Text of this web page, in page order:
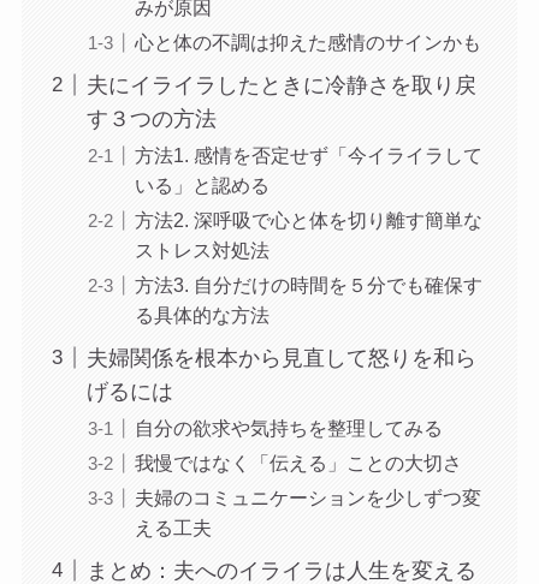
みが原因
心と体の不調は抑えた感情のサインかも
夫にイライラしたときに冷静さを取り戻
す３つの方法
方法1. 感情を否定せず「今イライラして
いる」と認める
方法2. 深呼吸で心と体を切り離す簡単な
ストレス対処法
方法3. 自分だけの時間を５分でも確保す
る具体的な方法
夫婦関係を根本から見直して怒りを和ら
げるには
自分の欲求や気持ちを整理してみる
我慢ではなく「伝える」ことの大切さ
夫婦のコミュニケーションを少しずつ変
える工夫
まとめ：夫へのイライラは人生を変える